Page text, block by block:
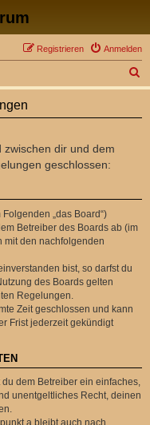
Anmelden
Registrieren
u
zwischen dir und dem
geschlossen:
Folgenden „das Board“)
Betreiber des Boards ab (im
mit den nachfolgenden
bist, so darfst du
des Boards gelten
Regelungen.
Zeit geschlossen und kann
Frist jederzeit gekündigt
dem Betreiber ein einfaches,
unentgeltliches Recht, deinen